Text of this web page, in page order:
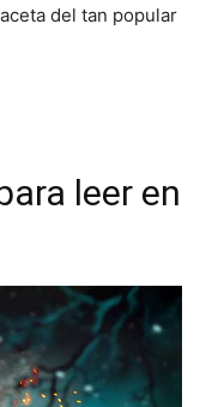
del tan popular
leer en